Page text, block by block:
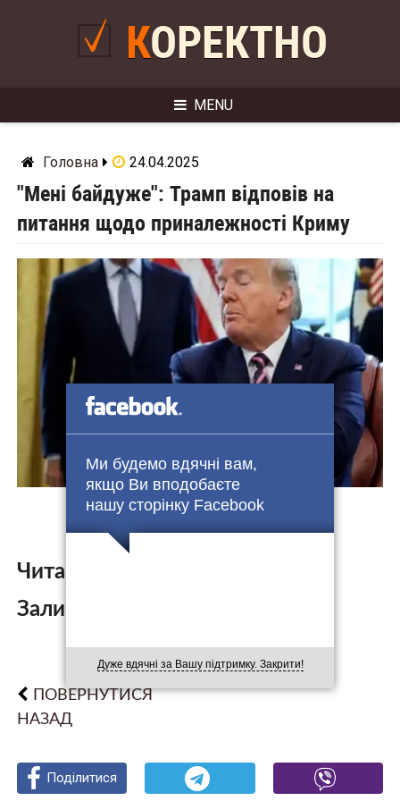
Ми будемо вдячні вам,
якщо Ви вподобаєте
нашу сторінку Facebook
Дуже вдячні за Вашу підтримку. Закрити!
КОРЕКТНО
MENU
Головна 24.04.2025
"Мені байдуже": Трамп відповів на
питання щодо приналежності Криму
Читайте також:
Залишити коментар:
ПОВЕРНУТИСЯ
НАЗАД
Поділитися